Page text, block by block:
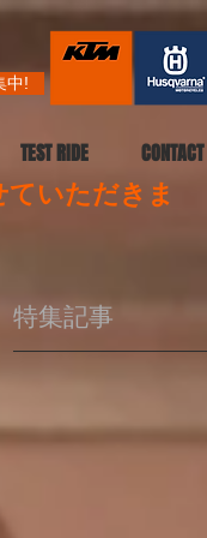
中!
TEST RIDE CONTACT
いただきま
特集記事